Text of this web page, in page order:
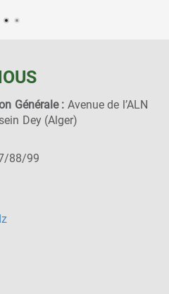
Générale : Avenue de l’ALN
Dey (Alger)
88/99